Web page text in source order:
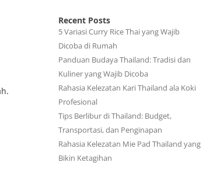
Recent Posts
5 Variasi Curry Rice Thai yang Wajib
Dicoba di Rumah
Panduan Budaya Thailand: Tradisi dan
Kuliner yang Wajib Dicoba
Rahasia Kelezatan Kari Thailand ala Koki
Profesional
Tips Berlibur di Thailand: Budget,
Transportasi, dan Penginapan
Rahasia Kelezatan Mie Pad Thailand yang
Bikin Ketagihan